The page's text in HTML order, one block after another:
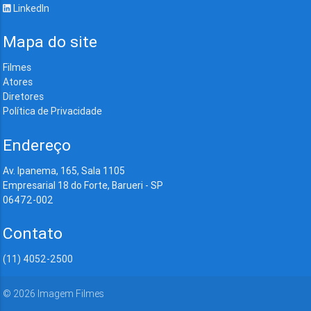
LinkedIn
Mapa do site
Filmes
Atores
Diretores
Política de Privacidade
Endereço
Av. Ipanema, 165, Sala 1105
Empresarial 18 do Forte, Barueri - SP
06472-002
Contato
(11) 4052-2500
© 2026 Imagem Filmes